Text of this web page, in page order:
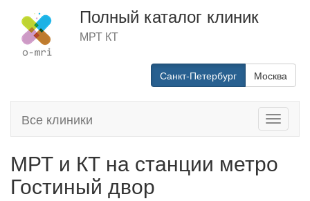
Полный каталог клиник
МРТ КТ
Санкт-Петербург Москва
Toggle
Все клиники
МРТ и КТ на станции метро
Гостиный двор